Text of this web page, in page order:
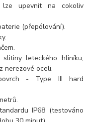
lze upevnit na cokoliv
(přepólování).
leteckého hliníku,
nerezové oceli.
- Type III hard
IP68 (testováno